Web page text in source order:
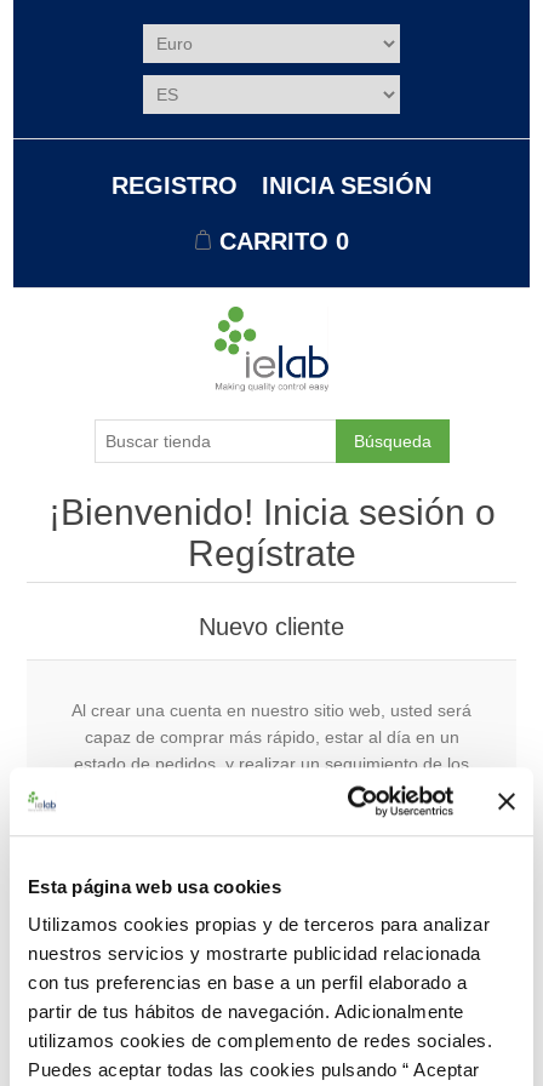
Esta página web usa cookies
Utilizamos cookies propias y de terceros para analizar
nuestros servicios y mostrarte publicidad relacionada
con tus preferencias en base a un perfil elaborado a
partir de tus hábitos de navegación. Adicionalmente
utilizamos cookies de complemento de redes sociales.
Puedes aceptar todas las cookies pulsando “ Aceptar
REGISTRO INICIA SESIÓN
CARRITO 0
Búsqueda
¡Bienvenido! Inicia sesión o
Regístrate
Nuevo cliente
Al crear una cuenta en nuestro sitio web, usted será
capaz de comprar más rápido, estar al día en un
estado de pedidos, y realizar un seguimiento de los
pedidos que ha realizado anteriormente.
Registro
Cliente que regresa
Nombre de usuario: